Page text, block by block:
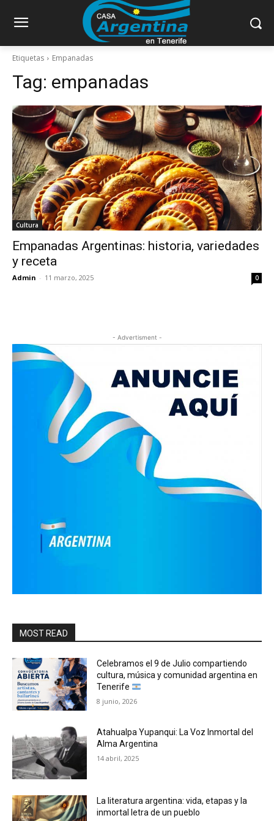
Etiquetas Empanadas
Tag: empanadas
Cultura
Empanadas Argentinas: historia, variedades
y receta
Admin - 11 marzo, 2025 0
- Advertisment -
MOST READ
Celebramos el 9 de Julio compartiendo
cultura, música y comunidad argentina en
Tenerife
8 junio, 2026
Atahualpa Yupanqui: La Voz Inmortal del
Alma Argentina
14 abril, 2025
La literatura argentina: vida, etapas y la
inmortal letra de un pueblo